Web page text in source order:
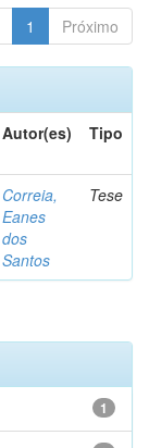
1 Próximo
Autor(es) Tipo
Correia,
Eanes
dos
Santos
Tese
1